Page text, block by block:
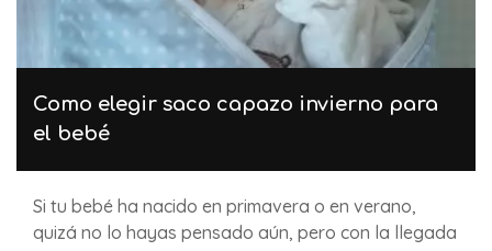
Como elegir saco capazo invierno para
el bebé
Si tu bebé ha nacido en primavera o en verano,
quizá no lo hayas pensado aún, pero con la llegada